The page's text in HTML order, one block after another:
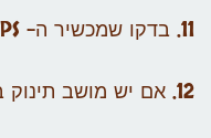
11. בדקו שמכשיר ה- GPS שנמצא במכונית ששכרתם תקין.
12. אם יש מושב תינוק במכונית השכורה תבדקו שהוא מעוגן כהלכה למושב הרכב.